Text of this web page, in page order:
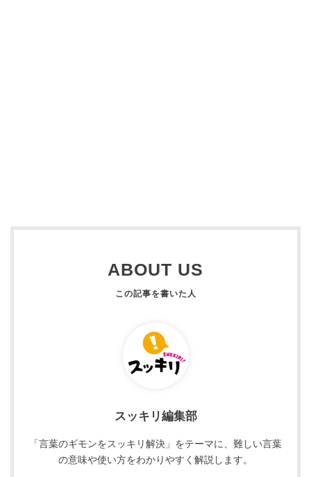
ABOUT US
スッキリ編集部
「言葉のギモンをスッキリ解決」をテーマに、難しい言葉
の意味や使い方をわかりやすく解説します。